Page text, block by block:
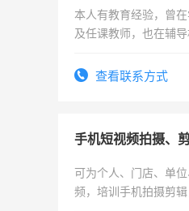
本人有教育经验，曾
及任课教师，也在辅
查看联系方式
可为个人、门店、单
频，培训手机拍摄剪